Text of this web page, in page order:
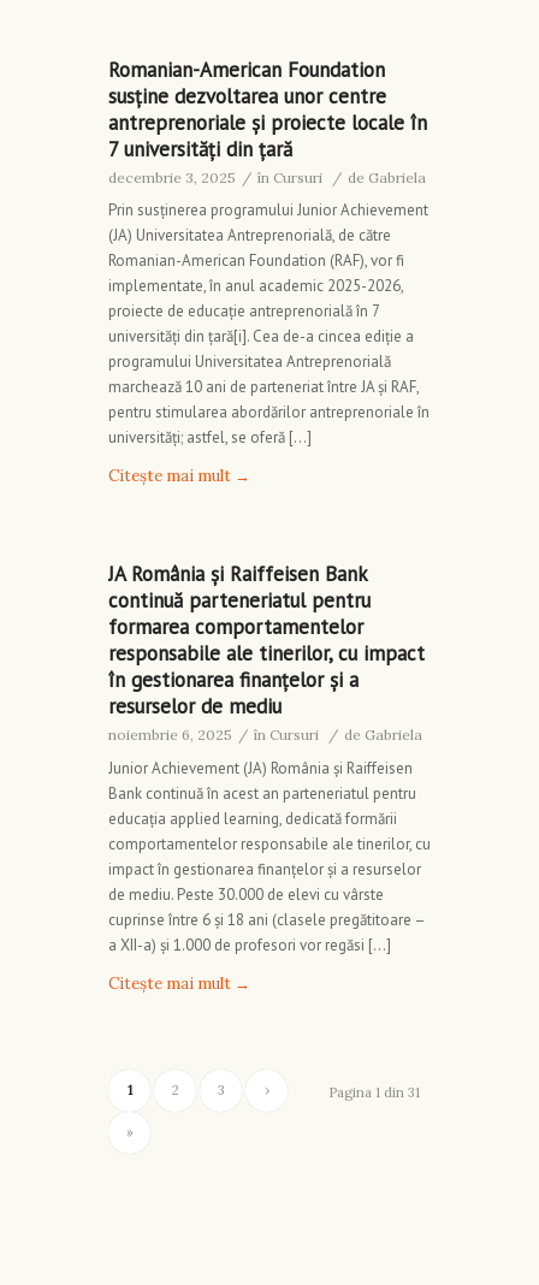
Romanian-American Foundation
susține dezvoltarea unor centre
antreprenoriale și proiecte locale în
7 universități din țară
decembrie 3, 2025 / în Cursuri / de Gabriela
Prin susținerea programului Junior Achievement
(JA) Universitatea Antreprenorială, de către
Romanian-American Foundation (RAF), vor fi
implementate, în anul academic 2025-2026,
proiecte de educație antreprenorială în 7
universități din țară[i]. Cea de-a cincea ediție a
programului Universitatea Antreprenorială
marchează 10 ani de parteneriat între JA și RAF,
pentru stimularea abordărilor antreprenoriale în
universități; astfel, se oferă […]
Citește mai mult →
JA România și Raiffeisen Bank
continuă parteneriatul pentru
formarea comportamentelor
responsabile ale tinerilor, cu impact
în gestionarea finanțelor și a
resurselor de mediu
noiembrie 6, 2025 / în Cursuri / de Gabriela
Junior Achievement (JA) România și Raiffeisen
Bank continuă în acest an parteneriatul pentru
educația applied learning, dedicată formării
comportamentelor responsabile ale tinerilor, cu
impact în gestionarea finanțelor și a resurselor
de mediu. Peste 30.000 de elevi cu vârste
cuprinse între 6 și 18 ani (clasele pregătitoare –
a XII-a) și 1.000 de profesori vor regăsi […]
Citește mai mult →
Pagina 1 din 31
1 2 3 ›
»